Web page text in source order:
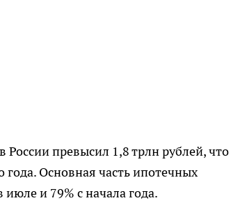
превысил 1,8 трлн рублей, что
Основная часть ипотечных
и 79% с начала года.